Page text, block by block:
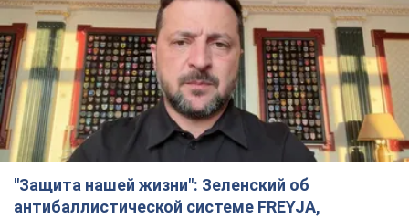
"Защита нашей жизни": Зеленский об
антибаллистической системе FREYJA,